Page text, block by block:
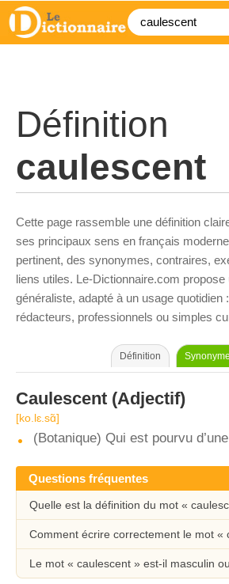
Définition
caulescent
Cette page rassemble une définition
ses principaux sens en français
pertinent, des synonymes, contraires,
liens utiles. Le-Dictionnaire.com propose
généraliste, adapté à un usage quotidien
rédacteurs, professionnels ou simples
Définition
Caulescent (Adjectif)
[ko.lɛ.sɑ̃]
(Botanique) Qui est pourvu
Questions fréquentes
Quelle est la définition du mot «
Comment écrire correctement le mot «
Le mot « caulescent » est-il masculin